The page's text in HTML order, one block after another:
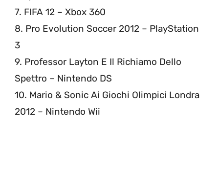
7. FIFA 12 – Xbox 360
8. Pro Evolution Soccer 2012 – PlayStation
3
9. Professor Layton E Il Richiamo Dello
Spettro – Nintendo DS
10. Mario & Sonic Ai Giochi Olimpici Londra
2012 – Nintendo Wii